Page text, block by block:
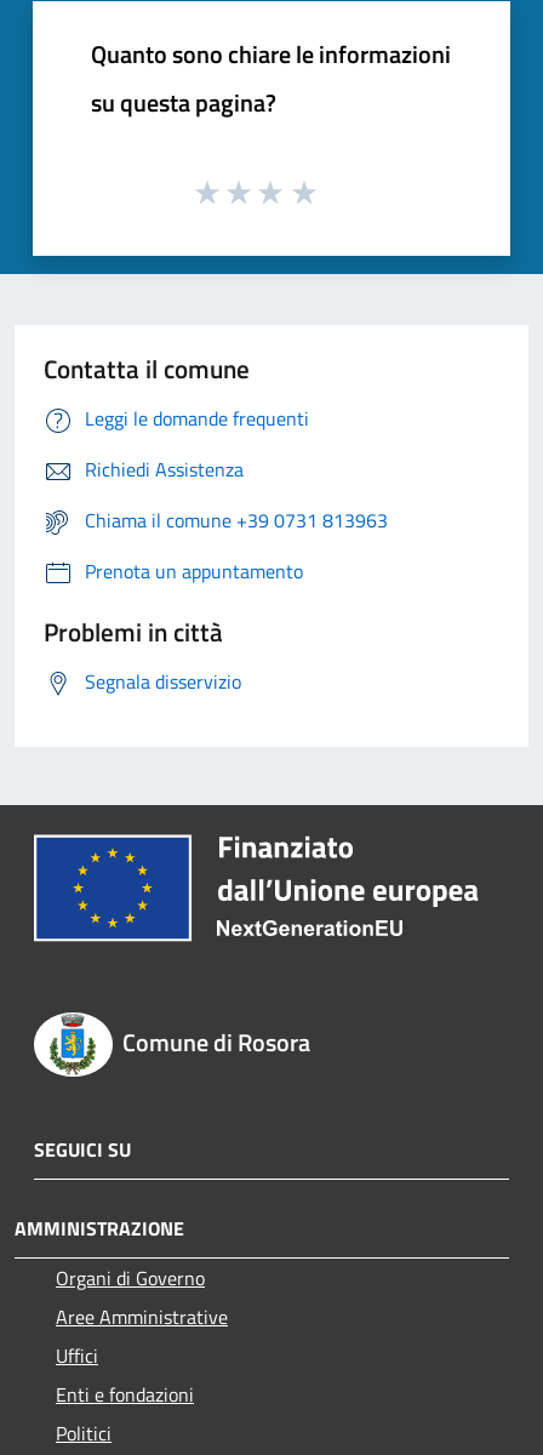
Quanto sono chiare le informazioni
su questa pagina?
Contatta il comune
Leggi le domande frequenti
Richiedi Assistenza
Chiama il comune +39 0731 813963
Prenota un appuntamento
Problemi in città
Segnala disservizio
Comune di Rosora
SEGUICI SU
AMMINISTRAZIONE
Organi di Governo
Aree Amministrative
Uffici
Enti e fondazioni
Politici